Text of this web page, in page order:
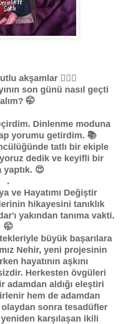
akşamlar 🙋🏻‍♀️
son günü nasıl geçti
🤭
Dinlenme moduna
yorumu getirdim. 📚
tatlı bir ekiple
dedik ve keyifli bir
yaptık. 😍
.
ve Hayatımı Değiştir
hikayesini tanıklık
yakından tanıma vakti.
🤭
büyük başarılara
Nehir, yeni projesinin
hayatının aşkını
Herkesten övgüleri
adamdan aldığı eleştiri
hem de adamdan
sonra tesadüfler
karşılaşan ikili